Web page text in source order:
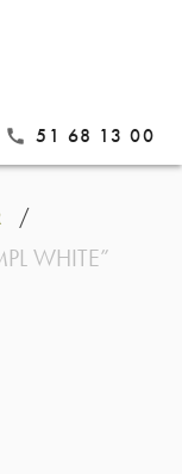
call 51 68 13 00
/
WHITE”